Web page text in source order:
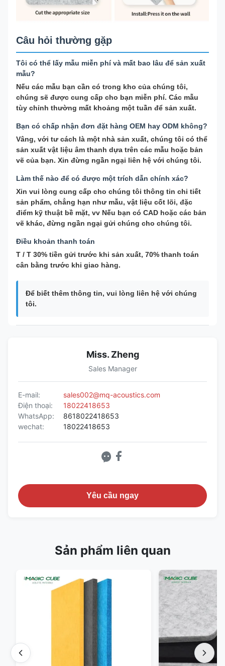
Câu hỏi thường gặp
Tôi có thể lấy mẫu miễn phí và mất bao lâu để sản xuất
mẫu?
Nếu các mẫu bạn cần có trong kho của chúng tôi,
chúng sẽ được cung cấp cho bạn miễn phí. Các mẫu
tùy chỉnh thường mất khoảng một tuần để sản xuất.
Bạn có chấp nhận đơn đặt hàng OEM hay ODM không?
Vâng, với tư cách là một nhà sản xuất, chúng tôi có thể
sản xuất vật liệu âm thanh dựa trên các mẫu hoặc bản
vẽ của bạn. Xin đừng ngần ngại liên hệ với chúng tôi.
Làm thế nào để có được một trích dẫn chính xác?
Xin vui lòng cung cấp cho chúng tôi thông tin chi tiết
sản phẩm, chẳng hạn như mẫu, vật liệu cốt lõi, đặc
điểm kỹ thuật bề mặt, vv Nếu bạn có CAD hoặc các bản
vẽ khác, đừng ngần ngại gửi chúng cho chúng tôi.
Điều khoản thanh toán
T / T 30% tiền gửi trước khi sản xuất, 70% thanh toán
cân bằng trước khi giao hàng.
Để biết thêm thông tin, vui lòng liên hệ với chúng
tôi.
Miss. Zheng
Sales Manager
E-mail:
sales002@mq-acoustics.com
Điện thoại:
18022418653
WhatsApp:
8618022418653
wechat:
18022418653
Yêu cầu ngay
Sản phẩm liên quan